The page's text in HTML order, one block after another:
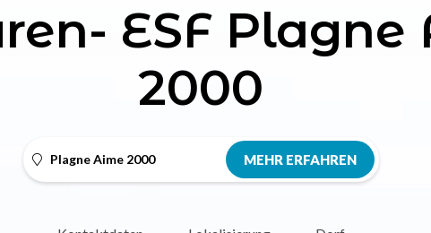
ESF Plagne
2000
Plagne Aime 2000 MEHR ERFAHREN